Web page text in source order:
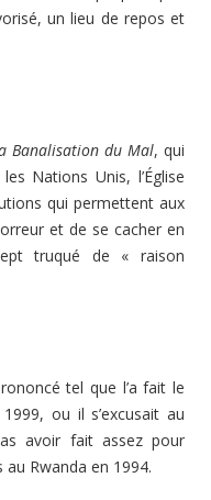
un lieu de repos et
Banalisation du Mal, qui
Nations Unis, l’Église
qui permettent aux
et de se cacher en
truqué de « raison
tel que l’a fait le
ou il s’excusait au
avoir fait assez pour
Rwanda en 1994.